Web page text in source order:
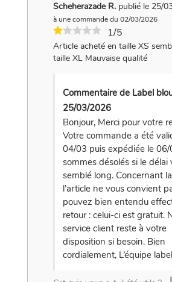
Scheherazade R. publié le 25/
à une commande du 02/03/2026
1/5
Article acheté en taille XS
taille XL Mauvaise qualité
Commentaire de Label
25/03/2026
Bonjour, Merci pour votre
Votre commande a été
04/03 puis expédiée le 06/
sommes désolés si le délai
semblé long. Concernant
l’article ne vous convient
pouvez bien entendu
retour : celui-ci est gratuit.
service client reste à votre
disposition si besoin. Bien
cordialement, L’équipe